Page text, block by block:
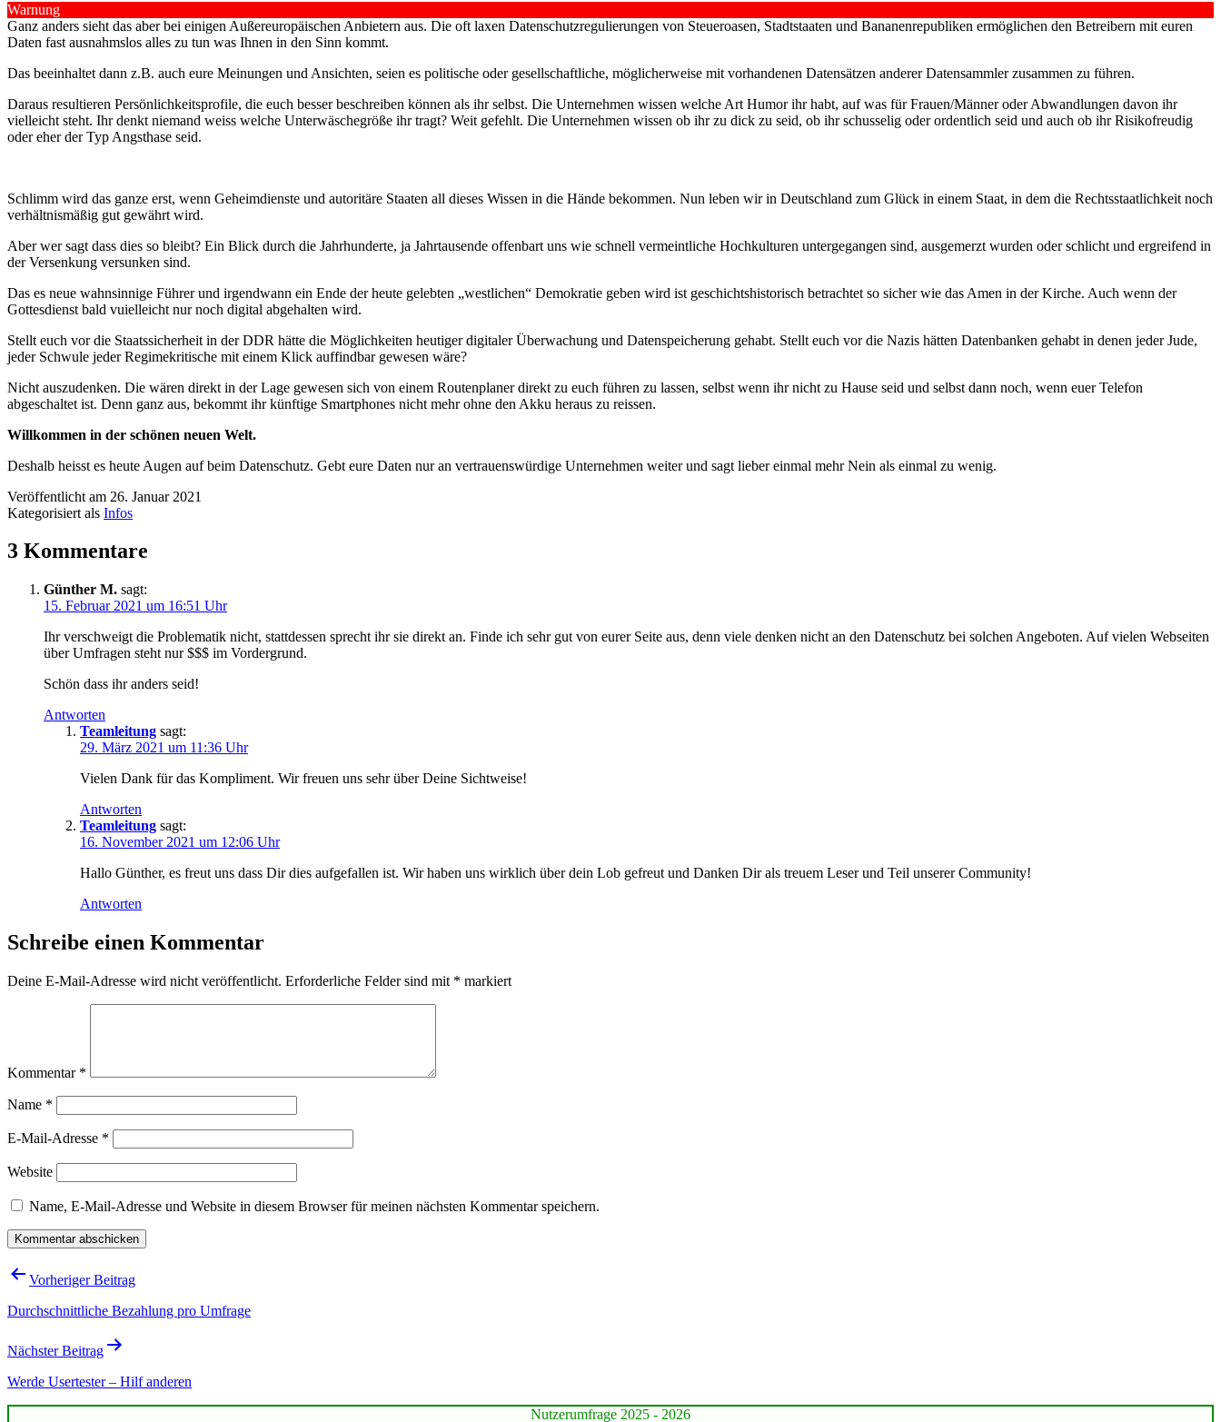
Warnung
Ganz anders sieht das aber bei einigen Außereuropäischen Anbietern aus. Die oft laxen Datenschutzregulierungen von Steueroasen, Stadtstaaten und Bananenrepubliken ermöglichen den Betreibern mit euren
Daten fast ausnahmslos alles zu tun was Ihnen in den Sinn kommt.
Das beeinhaltet dann z.B. auch eure Meinungen und Ansichten, seien es politische oder gesellschaftliche, möglicherweise mit vorhandenen Datensätzen anderer Datensammler zusammen zu führen.
Daraus resultieren Persönlichkeitsprofile, die euch besser beschreiben können als ihr selbst. Die Unternehmen wissen welche Art Humor ihr habt, auf was für Frauen/Männer oder Abwandlungen davon ihr
vielleicht steht. Ihr denkt niemand weiss welche Unterwäschegröße ihr tragt? Weit gefehlt. Die Unternehmen wissen ob ihr zu dick zu seid, ob ihr schusselig oder ordentlich seid und auch ob ihr Risikofreudig
oder eher der Typ Angsthase seid.
Schlimm wird das ganze erst, wenn Geheimdienste und autoritäre Staaten all dieses Wissen in die Hände bekommen. Nun leben wir in Deutschland zum Glück in einem Staat, in dem die Rechtsstaatlichkeit noch
verhältnismäßig gut gewährt wird.
Aber wer sagt dass dies so bleibt? Ein Blick durch die Jahrhunderte, ja Jahrtausende offenbart uns wie schnell vermeintliche Hochkulturen untergegangen sind, ausgemerzt wurden oder schlicht und ergreifend in
der Versenkung versunken sind.
Das es neue wahnsinnige Führer und irgendwann ein Ende der heute gelebten „westlichen“ Demokratie geben wird ist geschichtshistorisch betrachtet so sicher wie das Amen in der Kirche. Auch wenn der
Gottesdienst bald vuielleicht nur noch digital abgehalten wird.
Stellt euch vor die Staatssicherheit in der DDR hätte die Möglichkeiten heutiger digitaler Überwachung und Datenspeicherung gehabt. Stellt euch vor die Nazis hätten Datenbanken gehabt in denen jeder Jude,
jeder Schwule jeder Regimekritische mit einem Klick auffindbar gewesen wäre?
Nicht auszudenken. Die wären direkt in der Lage gewesen sich von einem Routenplaner direkt zu euch führen zu lassen, selbst wenn ihr nicht zu Hause seid und selbst dann noch, wenn euer Telefon
abgeschaltet ist. Denn ganz aus, bekommt ihr künftige Smartphones nicht mehr ohne den Akku heraus zu reissen.
Willkommen in der schönen neuen Welt.
Deshalb heisst es heute Augen auf beim Datenschutz. Gebt eure Daten nur an vertrauenswürdige Unternehmen weiter und sagt lieber einmal mehr Nein als einmal zu wenig.
Veröffentlicht am 26. Januar 2021
Kategorisiert als Infos
3 Kommentare
Günther M. sagt:
15. Februar 2021 um 16:51 Uhr
Ihr verschweigt die Problematik nicht, stattdessen sprecht ihr sie direkt an. Finde ich sehr gut von eurer Seite aus, denn viele denken nicht an den Datenschutz bei solchen Angeboten. Auf vielen Webseiten
über Umfragen steht nur $$$ im Vordergrund.
Schön dass ihr anders seid!
Antworten
Teamleitung sagt:
29. März 2021 um 11:36 Uhr
Vielen Dank für das Kompliment. Wir freuen uns sehr über Deine Sichtweise!
Antworten
Teamleitung sagt:
16. November 2021 um 12:06 Uhr
Hallo Günther, es freut uns dass Dir dies aufgefallen ist. Wir haben uns wirklich über dein Lob gefreut und Danken Dir als treuem Leser und Teil unserer Community!
Antworten
Schreibe einen Kommentar
Deine E-Mail-Adresse wird nicht veröffentlicht. Erforderliche Felder sind mit * markiert
Kommentar *
Name *
E-Mail-Adresse *
Website
Name, E-Mail-Adresse und Website in diesem Browser für meinen nächsten Kommentar speichern.
Beitragsnavigation
Vorheriger Beitrag
Durchschnittliche Bezahlung pro Umfrage
Nächster Beitrag
Werde Usertester – Hilf anderen
Nutzerumfrage 2025 - 2026